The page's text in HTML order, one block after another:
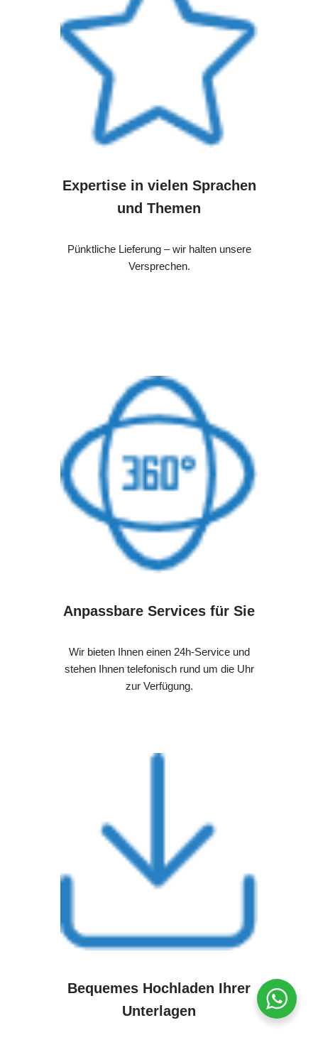
Expertise in vielen Sprachen
und Themen
Pünktliche Lieferung – wir halten unsere
Versprechen.
Anpassbare Services für Sie
Wir bieten Ihnen einen 24h-Service und
stehen Ihnen telefonisch rund um die Uhr
zur Verfügung.
Bequemes Hochladen Ihrer
Unterlagen